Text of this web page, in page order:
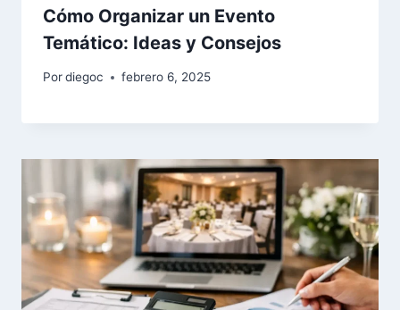
Cómo Organizar un Evento
Temático: Ideas y Consejos
Pordiegoc febrero 6, 2025